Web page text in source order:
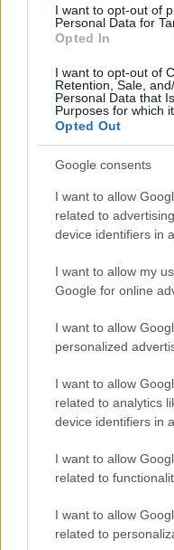
I want to opt-out of
Personal Data for
Opted In
I want to opt-out of
Retention, Sale,
Personal Data that
Purposes for which
Opted Out
Google consents
I want to allow
related to
device identifiers in
I want to allow my
Google for online
I want to allow
personalized
I want to allow
related to analytics
device identifiers in
I want to allow
related to
I want to allow
related to
een onzichtbaar
dat nu ook als
gesprekken in
bleven, gaan de
delen hun
elkaar steunen in
vertelt hoe ze
gehad, nog dertig te
nog 29 te gaan. Dat